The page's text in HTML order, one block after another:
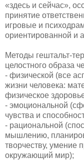
«здесь и сейчас»,
принятие
игровые и
ориентированной и
Методы гештальт-
целостного образа
- физической (все
жизни человека:
физическое
- эмоциональной
чувства и
- рациональной
мышлению,
творчеству, умение
окружающий мир);